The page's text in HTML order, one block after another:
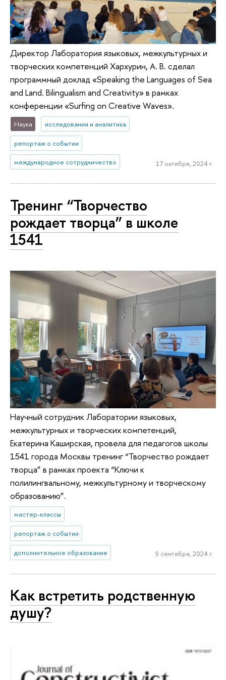
Директор Лаборатория языковых, межкультурных и
творческих компетенций Хархурин, А. В. сделал
программный доклад «Speaking the Languages of Sea
and Land. Bilingualism and Creativity» в рамках
конференции «Surfing on Creative Waves».
Наука исследования и аналитика
репортаж о событии
международное сотрудничество 17 октября, 2024 г.
Тренинг “Творчество
рождает творца” в школе
1541
Научный сотрудник Лаборатории языковых,
межкультурных и творческих компетенций,
Екатерина Каширская, провела для педагогов школы
1541 города Москвы тренинг “Творчество рождает
творца” в рамках проекта “Ключи к
полилингвальному, межкультурному и творческому
образованию”.
мастер-классы
репортаж о событии
дополнительное образование 9 сентября, 2024 г.
Как встретить родственную
душу?